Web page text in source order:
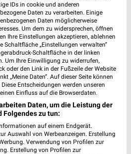
- 19:00 Uhr | Geschlossen
1 Prospekt
Velbert
240
- 18:30 Uhr | Öffnet in 35 Min.
2 Prospekte
Velbert
IDs in cookie und anderen
Daten zu verarbeiten. Einige
Daten möglicherweise
Um dem zu widersprechen, öffnen
Ihre Einstellungen akzeptieren, ablehnen
Schaltfläche „Einstellungen verwalten“
Schaltfläche in der linken
Um Ihre Einwilligung zu widerrufen,
oder den Link in der Fußzeile der Website
„Meine Daten“. Auf dieser Seite können
Entscheidungen werden unseren
Einfluss auf die Browserdaten.
Daten, um die Leistung der
Folgendes zu tun:
auf einem Endgerät.
Auswahl von Werbeanzeigen. Erstellung
Verwendung von Profilen zur
Erstellung von Profilen zur